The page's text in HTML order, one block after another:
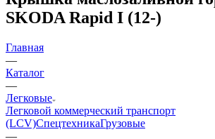
SKODA Rapid I (12-)
Главная
—
Каталог
—
Легковые
Легковой коммерческий транспорт
(LCV)СпецтехникаГрузовые
—